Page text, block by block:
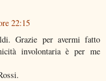
22:15
Grazie per avermi fatto
involontaria è per me